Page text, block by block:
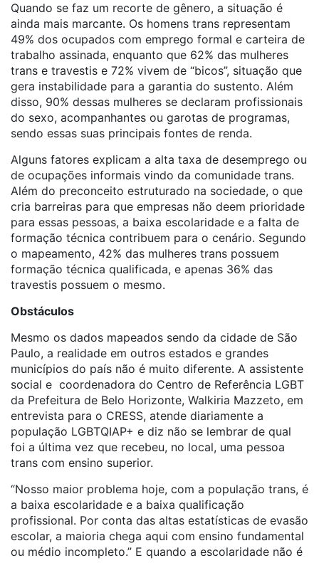
Quando se faz um recorte de gênero, a situação é
ainda mais marcante. Os homens trans representam
49% dos ocupados com emprego formal e carteira de
trabalho assinada, enquanto que 62% das mulheres
trans e travestis e 72% vivem de “bicos”, situação que
gera instabilidade para a garantia do sustento. Além
disso, 90% dessas mulheres se declaram profissionais
do sexo, acompanhantes ou garotas de programas,
sendo essas suas principais fontes de renda.
Alguns fatores explicam a alta taxa de desemprego ou
de ocupações informais vindo da comunidade trans.
Além do preconceito estruturado na sociedade, o que
cria barreiras para que empresas não deem prioridade
para essas pessoas, a baixa escolaridade e a falta de
formação técnica contribuem para o cenário. Segundo
o mapeamento, 42% das mulheres trans possuem
formação técnica qualificada, e apenas 36% das
travestis possuem o mesmo.
Obstáculos
Mesmo os dados mapeados sendo da cidade de São
Paulo, a realidade em outros estados e grandes
municípios do país não é muito diferente. A assistente
social e coordenadora do Centro de Referência LGBT
da Prefeitura de Belo Horizonte, Walkiria Mazzeto, em
entrevista para o CRESS, atende diariamente a
população LGBTQIAP+ e diz não se lembrar de qual
foi a última vez que recebeu, no local, uma pessoa
trans com ensino superior.
“Nosso maior problema hoje, com a população trans, é
a baixa escolaridade e a baixa qualificação
profissional. Por conta das altas estatísticas de evasão
escolar, a maioria chega aqui com ensino fundamental
ou médio incompleto.” E quando a escolaridade não é